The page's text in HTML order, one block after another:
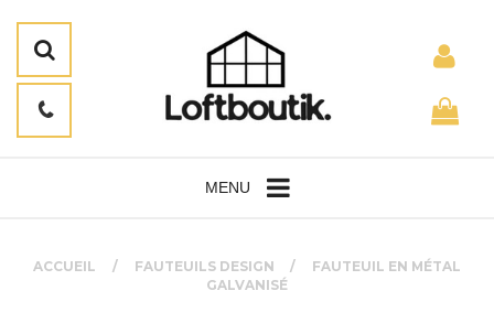
MENU
ACCUEIL FAUTEUILS DESIGN
FAUTEUIL EN MÉTAL
GALVANISÉ